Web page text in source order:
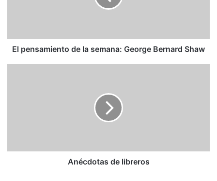
El pensamiento de la semana: George Bernard Shaw
Anécdotas de libreros